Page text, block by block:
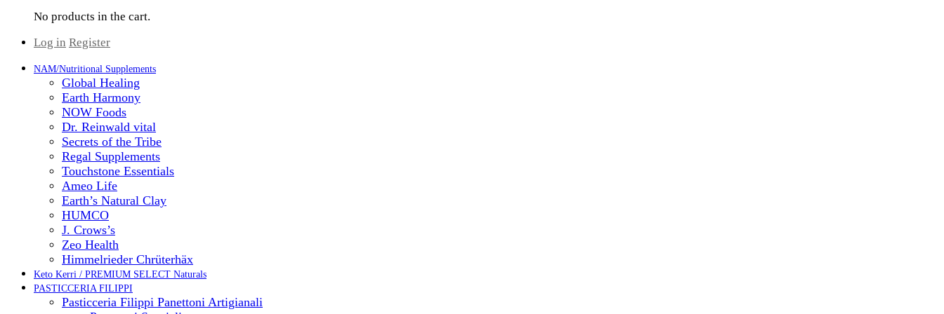
No products in the cart.
Log in Register
NAM/Nutritional Supplements
Global Healing
Earth Harmony
NOW Foods
Dr. Reinwald vital
Secrets of the Tribe
Regal Supplements
Touchstone Essentials
Ameo Life
Earth’s Natural Clay
HUMCO
J. Crows’s
Zeo Health
Himmelrieder Chrüterhäx
Keto Kerri / PREMIUM SELECT Naturals
PASTICCERIA FILIPPI
Pasticceria Filippi Panettoni Artigianali